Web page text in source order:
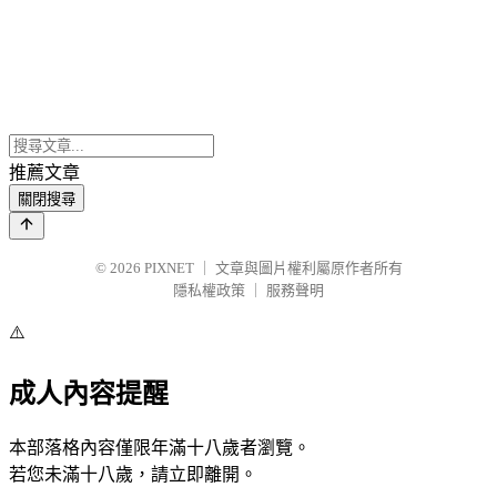
推薦文章
關閉搜尋
© 2026 PIXNET
文章與圖片權利屬原作者所有
隱私權政策
服務聲明
⚠️
成人內容提醒
本部落格內容僅限年滿十八歲者瀏覽。
若您未滿十八歲，請立即離開。